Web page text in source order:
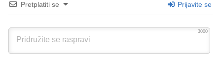
Pretplatiti se Prijavite se
3000